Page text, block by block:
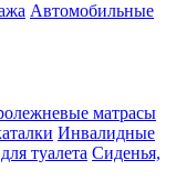
Автомобильные
матрасы
Инвалидные
туалета Сиденья,